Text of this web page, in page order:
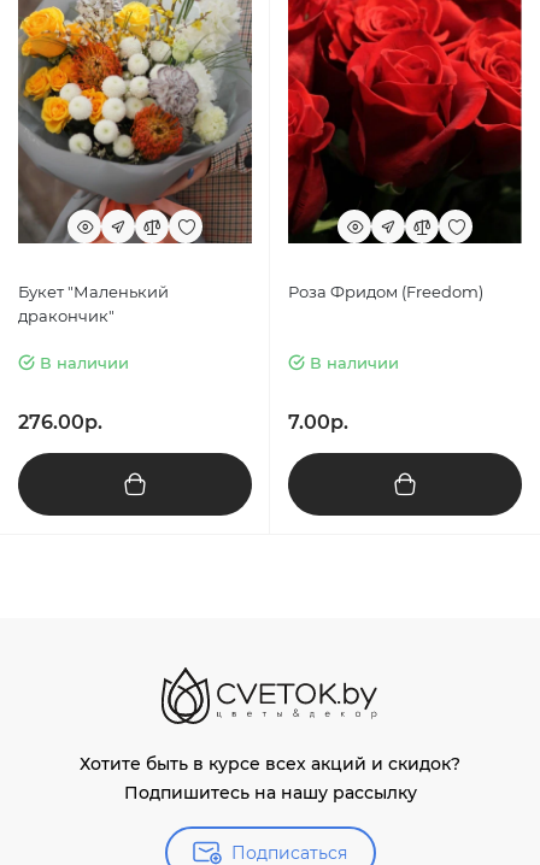
Букет "Маленький
дракончик"
В наличии
276.00р.
Роза Фридом (Freedom)
В наличии
7.00р.
Хотите быть в курсе всех акций и скидок?
Подпишитесь на нашу рассылку
Подписаться